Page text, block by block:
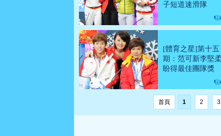
子短道速滑隊
[體育之星]第十五
期：范可新李堅
盼得最佳團隊獎
首頁 1 2 3